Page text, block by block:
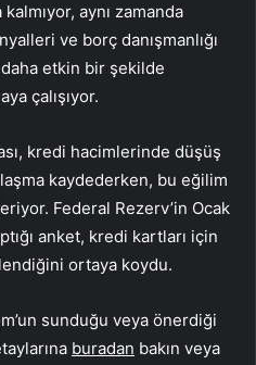
kalmıyor, aynı zamanda
ve borç danışmanlığı
daha etkin bir şekilde
çalışıyor.
kredi hacimlerinde düşüş
kaydederken, bu eğilim
Federal Rezerv’in Ocak
anket, kredi kartları için
ortaya koydu.
sunduğu veya önerdiği
buradan bakın veya